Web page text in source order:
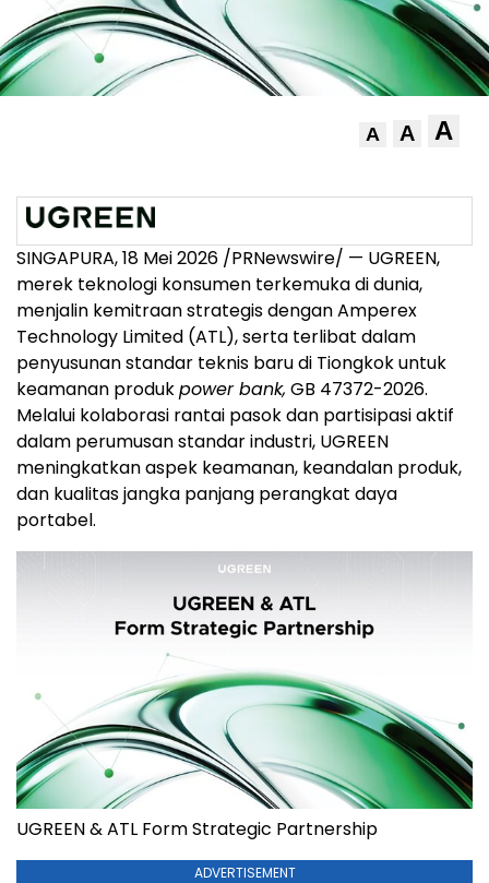
A A A
SINGAPURA, 18 Mei 2026 /PRNewswire/ — UGREEN,
merek teknologi konsumen terkemuka di dunia,
menjalin kemitraan strategis dengan Amperex
Technology Limited (ATL), serta terlibat dalam
penyusunan standar teknis baru di Tiongkok untuk
keamanan produkpower bank, GB 47372-2026.
Melalui kolaborasi rantai pasok dan partisipasi aktif
dalam perumusan standar industri, UGREEN
meningkatkan aspek keamanan, keandalan produk,
dan kualitas jangka panjang perangkat daya
portabel.
UGREEN & ATL Form Strategic Partnership
ADVERTISEMENT